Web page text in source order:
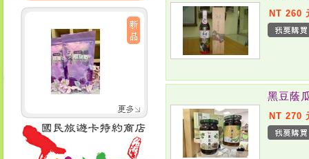
NT 260
黑豆蔭
NT 270